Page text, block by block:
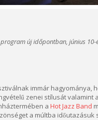
új időpontban, június 10-
immár hagyománya,
zenei stílusát valamint
a Hot Jazz Band
a múltba időutazásuk